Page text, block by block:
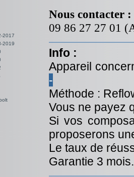
2017
2019
Nous contacter :
09 86 27 27 01
Info :
Appareil
-
Méthode :
Vous ne payez
Si vos
proposerons
Le taux de
Garantie 3 mois.